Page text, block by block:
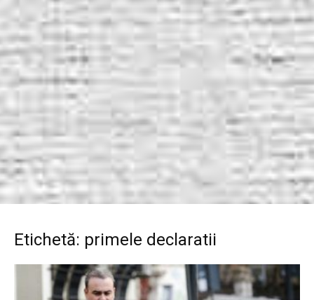
Etichetă: primele declaratii